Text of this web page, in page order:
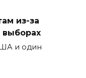
из-за
выборах
и один